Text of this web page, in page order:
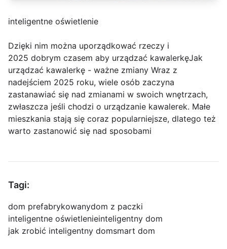
inteligentne oświetlenie
Dzięki nim można uporządkować rzeczy i
2025 dobrym czasem aby urządzać kawalerkęJak
urządzać kawalerkę - ważne zmiany Wraz z
nadejściem 2025 roku, wiele osób zaczyna
zastanawiać się nad zmianami w swoich wnętrzach,
zwłaszcza jeśli chodzi o urządzanie kawalerek. Małe
mieszkania stają się coraz popularniejsze, dlatego też
warto zastanowić się nad sposobami
Tagi:
dom prefabrykowanydom z paczki
inteligentne oświetlenieinteligentny dom
jak zrobić inteligentny domsmart dom